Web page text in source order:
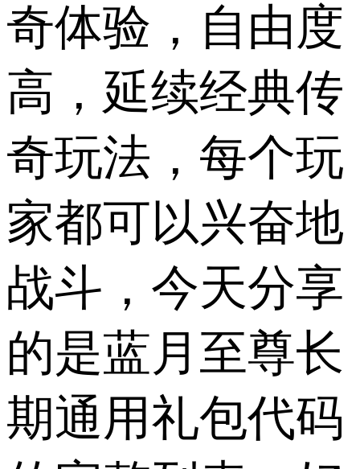
奇体验，自由度
高，延续经典传
奇玩法，每个玩
家都可以兴奋地
战斗，今天分享
的是蓝月至尊长
期通用礼包代码